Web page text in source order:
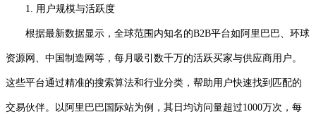
1. 用户规模与活跃度
根据最新数据显示，全球范围内知名的B2B平台如阿里巴巴、环球
资源网、中国制造网等，每月吸引数千万的活跃买家与供应商用户。
这些平台通过精准的搜索算法和行业分类，帮助用户快速找到匹配的
交易伙伴。以阿里巴巴国际站为例，其日均访问量超过1000万次，每